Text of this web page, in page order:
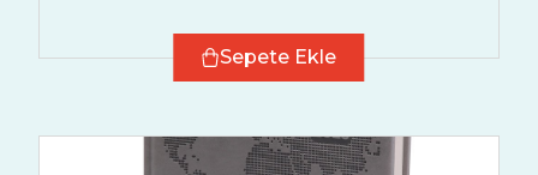
Sepete Ekle